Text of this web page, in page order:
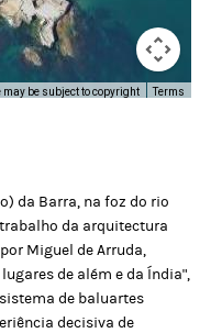
may be subject to copyright Terms
da Barra, na foz do rio
da arquitectura
Miguel de Arruda,
de além e da Índia",
de baluartes
decisiva de